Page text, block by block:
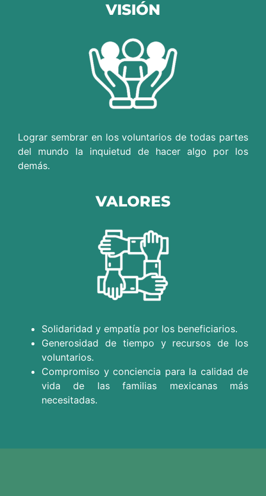
VISIÓN
Lograr sembrar en los voluntarios de todas partes
del mundo la inquietud de hacer algo por los
demás.
VALORES
Solidaridad y empatía por los beneficiarios.
Generosidad de tiempo y recursos de los
voluntarios.
Compromiso y conciencia para la calidad de
vida de las familias mexicanas más
necesitadas.